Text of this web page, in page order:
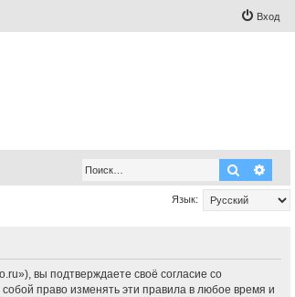
Вход
Поиск
Язык:
вы подтверждаете своё согласие со
право изменять эти правила в любое время и